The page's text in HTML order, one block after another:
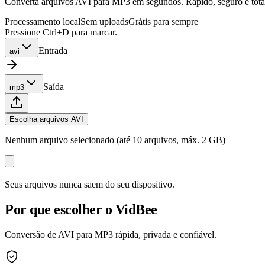
Processamento localSem uploadsGrátis para sempre
Pressione Ctrl+D para marcar.
avi Entrada
mp3 Saída
Escolha arquivos AVI
Nenhum arquivo selecionado (até 10 arquivos, máx. 2 GB)
Seus arquivos nunca saem do seu dispositivo.
Por que escolher o VidBee
Conversão de AVI para MP3 rápida, privada e confiável.